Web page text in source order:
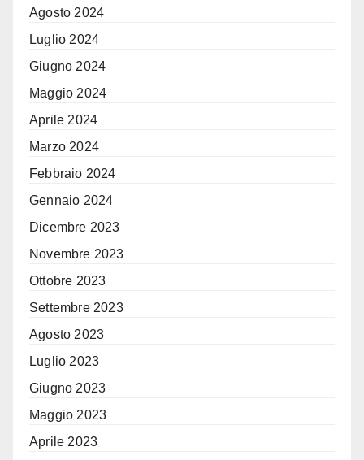
Agosto 2024
Luglio 2024
Giugno 2024
Maggio 2024
Aprile 2024
Marzo 2024
Febbraio 2024
Gennaio 2024
Dicembre 2023
Novembre 2023
Ottobre 2023
Settembre 2023
Agosto 2023
Luglio 2023
Giugno 2023
Maggio 2023
Aprile 2023